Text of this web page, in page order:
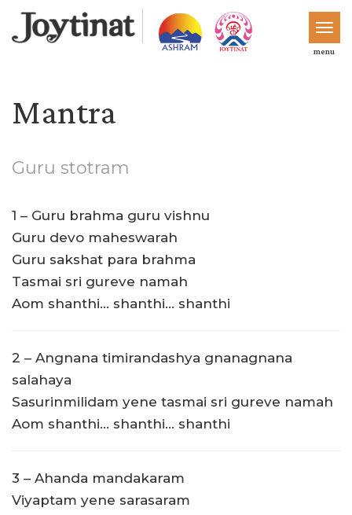
menu
Mantra
Guru stotram
1 – Guru brahma guru vishnu
Guru devo maheswarah
Guru sakshat para brahma
Tasmai sri gureve namah
Aom shanthi… shanthi… shanthi
2 – Angnana timirandashya gnanagnana
salahaya
Sasurinmilidam yene tasmai sri gureve namah
Aom shanthi… shanthi… shanthi
3 – Ahanda mandakaram
Viyaptam yene sarasaram